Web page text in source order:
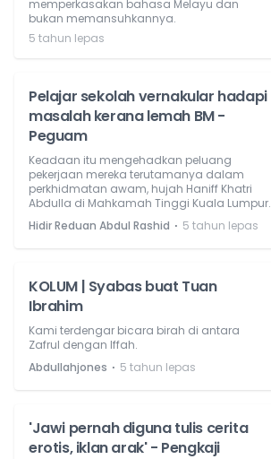
memperkasakan bahasa Melayu dan
bukan memansuhkannya.
5 tahun lepas
Pelajar sekolah vernakular hadapi
masalah kerana lemah BM -
Peguam
Keadaan itu mengehadkan peluang
pekerjaan mereka terutamanya dalam
perkhidmatan awam, hujah Haniff Khatri
Abdulla di Mahkamah Tinggi Kuala Lumpur.
Hidir Reduan Abdul Rashid ⋅ 5 tahun lepas
KOLUM | Syabas buat Tuan
Ibrahim
Kami terdengar bicara birah di antara
Zafrul dengan Iffah.
Abdullahjones ⋅ 5 tahun lepas
'Jawi pernah diguna tulis cerita
erotis, iklan arak' - Pengkaji